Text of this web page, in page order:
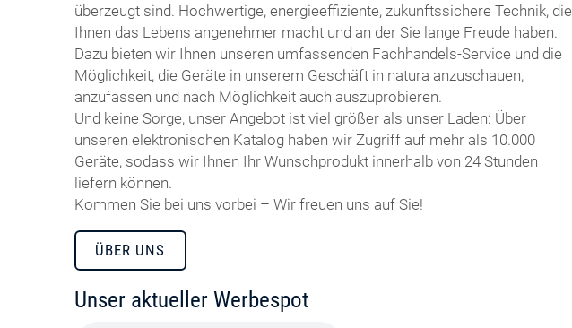
überzeugt sind. Hochwertige, energieeffiziente, zukunftssichere Technik, die
Ihnen das Lebens angenehmer macht und an der Sie lange Freude haben.
Dazu bieten wir Ihnen unseren umfassenden Fachhandels-Service und die
Möglichkeit, die Geräte in unserem Geschäft in natura anzuschauen,
anzufassen und nach Möglichkeit auch auszuprobieren.
Und keine Sorge, unser Angebot ist viel größer als unser Laden: Über
unseren elektronischen Katalog haben wir Zugriff auf mehr als 10.000
Geräte, sodass wir Ihnen Ihr Wunschprodukt innerhalb von 24 Stunden
liefern können.
Kommen Sie bei uns vorbei – Wir freuen uns auf Sie!
ÜBER UNS
Unser aktueller Werbespot